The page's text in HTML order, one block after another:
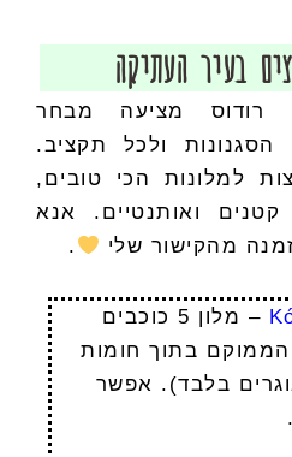
בעיר העתיקה
רודוס מציעה מבחר
הסגנונות ולכל תקציב.
למלונות הכי טובים,
קטנים ואותנטיים. אנא
מהקישור שלי
.
– מלון 5 כוכבים
הממוקם בתוך חומות
בלבד). אפשר
.